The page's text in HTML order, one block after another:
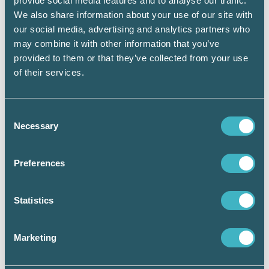
We also share information about your use of our site with
our social media, advertising and analytics partners who
may combine it with other information that you’ve
provided to them or that they’ve collected from your use
of their services.
Selection
Necessary
Preferences
Statistics
Marketing
kvalitetsuppföljning har den auktoriserade
redovisningskonsulten fått en rad tips och råd för att
som uppskattas av våra medlemmar, intygar Camilla
Boije. Bilden togs under hennes föredrag ”Karriär inom